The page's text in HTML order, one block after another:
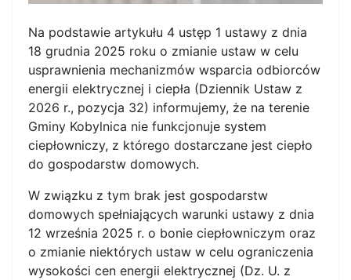
Na podstawie artykułu 4 ustęp 1 ustawy z dnia
18 grudnia 2025 roku o zmianie ustaw w celu
usprawnienia mechanizmów wsparcia odbiorców
energii elektrycznej i ciepła (Dziennik Ustaw z
2026 r., pozycja 32) informujemy, że na terenie
Gminy Kobylnica nie funkcjonuje system
ciepłowniczy, z którego dostarczane jest ciepło
do gospodarstw domowych.
W związku z tym brak jest gospodarstw
domowych spełniających warunki ustawy z dnia
12 września 2025 r. o bonie ciepłowniczym oraz
o zmianie niektórych ustaw w celu ograniczenia
wysokości cen energii elektrycznej (Dz. U. z